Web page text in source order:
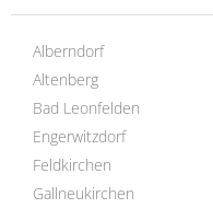
Alberndorf
Altenberg
Bad Leonfelden
Engerwitzdorf
Feldkirchen
Gallneukirchen